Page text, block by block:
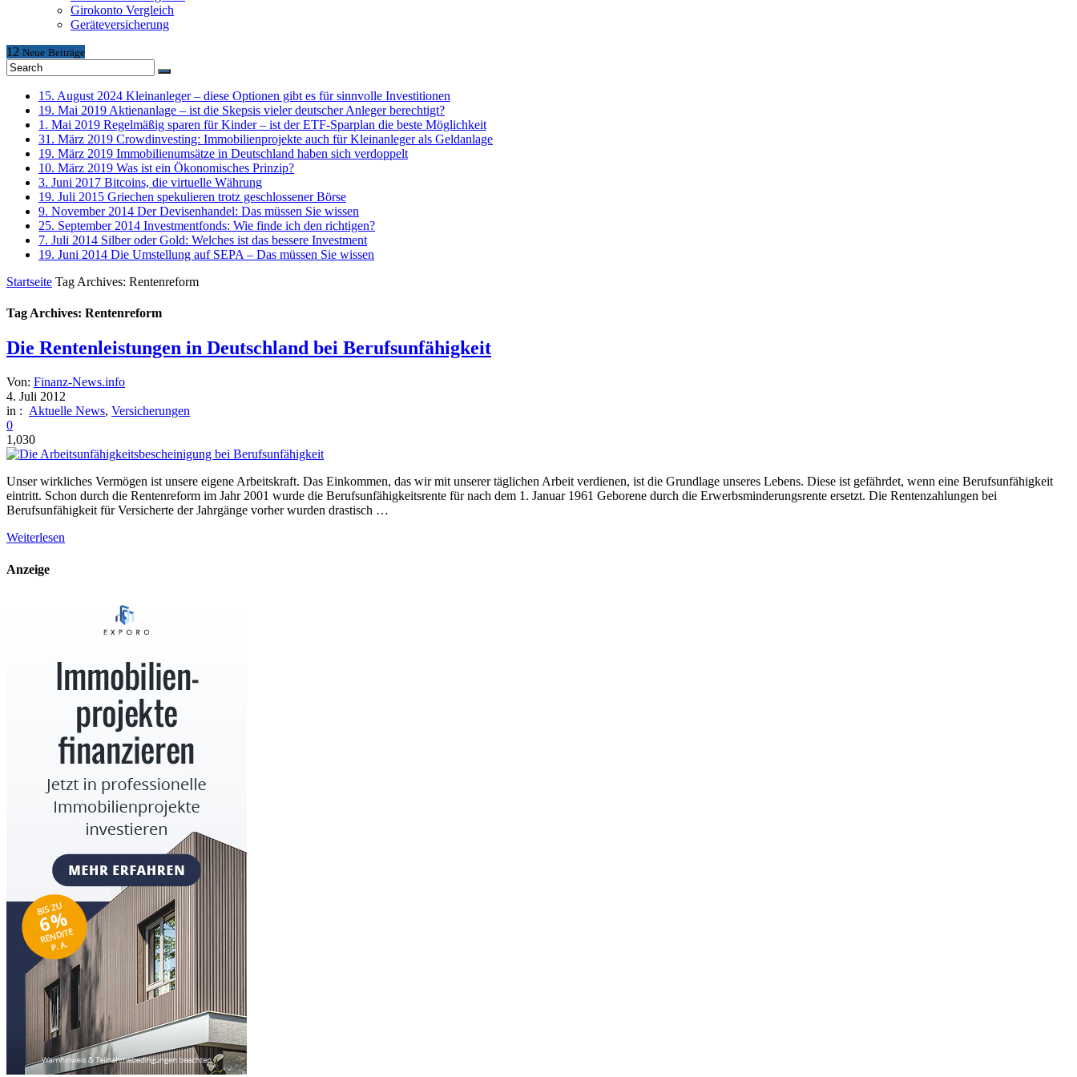
Girokonto Vergleich
Geräteversicherung
12 Neue Beiträge
15. August 2024 Kleinanleger – diese Optionen gibt es für sinnvolle Investitionen
19. Mai 2019 Aktienanlage – ist die Skepsis vieler deutscher Anleger berechtigt?
1. Mai 2019 Regelmäßig sparen für Kinder – ist der ETF-Sparplan die beste Möglichkeit
31. März 2019 Crowdinvesting: Immobilienprojekte auch für Kleinanleger als Geldanlage
19. März 2019 Immobilienumsätze in Deutschland haben sich verdoppelt
10. März 2019 Was ist ein Ökonomisches Prinzip?
3. Juni 2017 Bitcoins, die virtuelle Währung
19. Juli 2015 Griechen spekulieren trotz geschlossener Börse
9. November 2014 Der Devisenhandel: Das müssen Sie wissen
25. September 2014 Investmentfonds: Wie finde ich den richtigen?
7. Juli 2014 Silber oder Gold: Welches ist das bessere Investment
19. Juni 2014 Die Umstellung auf SEPA – Das müssen Sie wissen
Startseite Tag Archives: Rentenreform
Tag Archives: Rentenreform
Die Rentenleistungen in Deutschland bei Berufsunfähigkeit
Von: Finanz-News.info
4. Juli 2012
in : Aktuelle News, Versicherungen
0
1,030
Unser wirkliches Vermögen ist unsere eigene Arbeitskraft. Das Einkommen, das wir mit unserer täglichen Arbeit verdienen, ist die Grundlage unseres Lebens. Diese ist gefährdet, wenn eine Berufsunfähigkeit
eintritt. Schon durch die Rentenreform im Jahr 2001 wurde die Berufsunfähigkeitsrente für nach dem 1. Januar 1961 Geborene durch die Erwerbsminderungsrente ersetzt. Die Rentenzahlungen bei
Berufsunfähigkeit für Versicherte der Jahrgänge vorher wurden drastisch …
Weiterlesen
Anzeige